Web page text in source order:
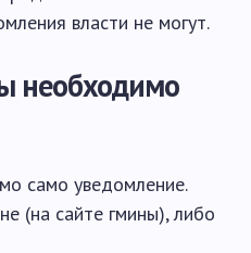
власти не могут.
необходимо
само уведомление.
(на сайте гмины), либо